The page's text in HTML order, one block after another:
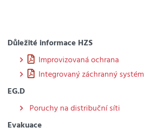
Důležité informace HZS
Improvizovaná ochrana
Integrovaný záchranný systém
EG.D
Poruchy na distribuční síti
Evakuace